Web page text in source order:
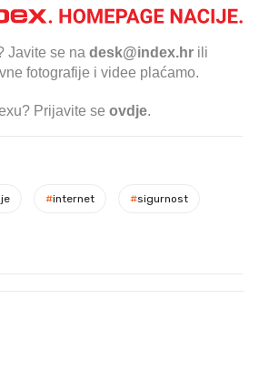
Javite se na desk@index.hr ili
fotografije i videe plaćamo.
Prijavite se ovdje.
#internet #sigurnost